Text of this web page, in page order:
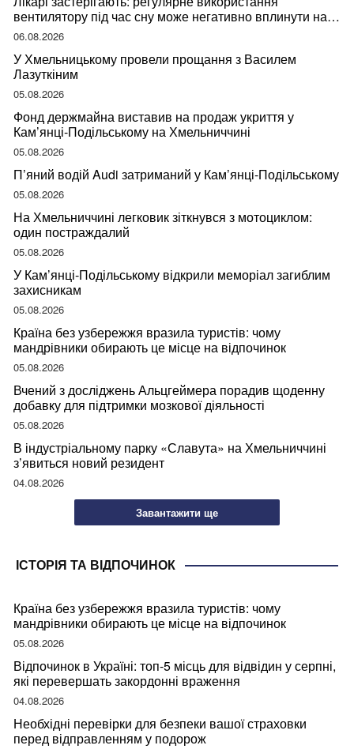
вентилятору під час сну може негативно вплинути на
ваше здоров’я
06.08.2026
У Хмельницькому провели прощання з Василем
Лазуткіним
05.08.2026
Фонд держмайна виставив на продаж укриття у
Кам’янці-Подільському на Хмельниччині
05.08.2026
П’яний водій Audi затриманий у Кам’янці-Подільському
05.08.2026
На Хмельниччині легковик зіткнувся з мотоциклом:
один постраждалий
05.08.2026
У Кам’янці-Подільському відкрили меморіал загиблим
захисникам
05.08.2026
Країна без узбережжя вразила туристів: чому
мандрівники обирають це місце на відпочинок
05.08.2026
Вчений з досліджень Альцгеймера порадив щоденну
добавку для підтримки мозкової діяльності
05.08.2026
В індустріальному парку «Славута» на Хмельниччині
з’явиться новий резидент
04.08.2026
Завантажити ще
ІСТОРІЯ ТА ВІДПОЧИНОК
Країна без узбережжя вразила туристів: чому
мандрівники обирають це місце на відпочинок
05.08.2026
Відпочинок в Україні: топ-5 місць для відвідин у серпні,
які перевершать закордонні враження
04.08.2026
Необхідні перевірки для безпеки вашої страховки
перед відправленням у подорож